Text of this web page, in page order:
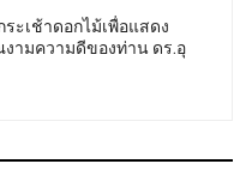
ะเช้าดอกไม้เพื่อแสดง
ามความดีของท่าน ดร.อุ